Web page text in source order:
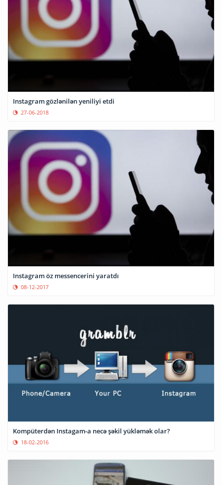
Instagram gözlənilən yeniliyi etdi
27-06-2018
Instagram öz messencerini yaratdı
08-12-2017
Kompüterdən Instagam-a necə şəkil yükləmək olar?
18-02-2016